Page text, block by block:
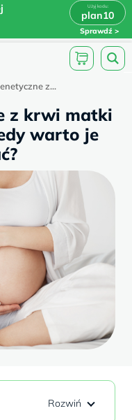
plan10
Sprawdź
plan10 x
z...
z krwi matki
warto je